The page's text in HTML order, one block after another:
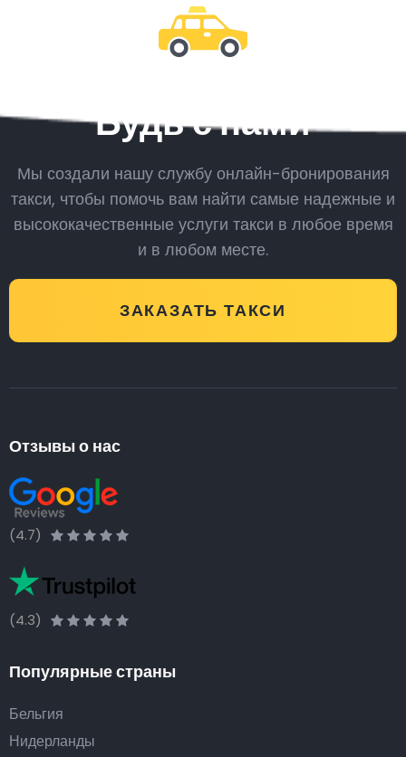
Будь с нами
Мы создали нашу службу онлайн-бронирования
такси, чтобы помочь вам найти самые надежные и
высококачественные услуги такси в любое время
и в любом месте.
ЗАКАЗАТЬ ТАКСИ
Отзывы о нас
(4.7)
(4.3)
Популярные страны
Бельгия
Нидерланды